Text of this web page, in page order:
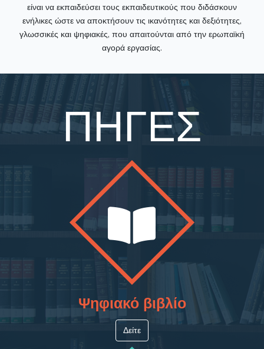
είναι να εκπαιδεύσει τους εκπαιδευτικούς που διδάσκουν
ενήλικες ώστε να αποκτήσουν τις ικανότητες και δεξιότητες,
γλωσσικές και ψηφιακές, που απαιτούνται από την ερωπαϊκή
αγορά εργασίας.
ΠΗΓΕΣ
Ψηφιακό βιβλίο
Δείτε